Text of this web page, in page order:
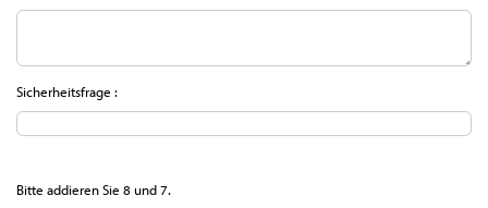
Sicherheitsfrage :
Bitte addieren Sie 8 und 7.